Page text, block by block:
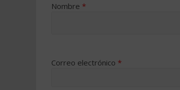
Nombre *
Correo electrónico *